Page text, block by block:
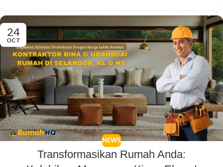
24
OCT
NEWS
Transformasikan Rumah Anda: